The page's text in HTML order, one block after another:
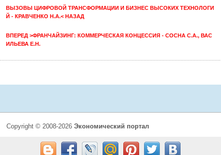
ВЫЗОВЫ ЦИФРОВОЙ ТРАНСФОРМАЦИИ И БИЗНЕС ВЫСОКИХ ТЕХНОЛОГИ
Й - КРАВЧЕНКО Н.А.< НАЗАД
ВПЕРЕД >ФРАНЧАЙЗИНГ: КОММЕРЧЕСКАЯ КОНЦЕССИЯ - СОСНА С.А., ВАС
ИЛЬЕВА Е.Н.
Copyright © 2008-2026 Экономический портал